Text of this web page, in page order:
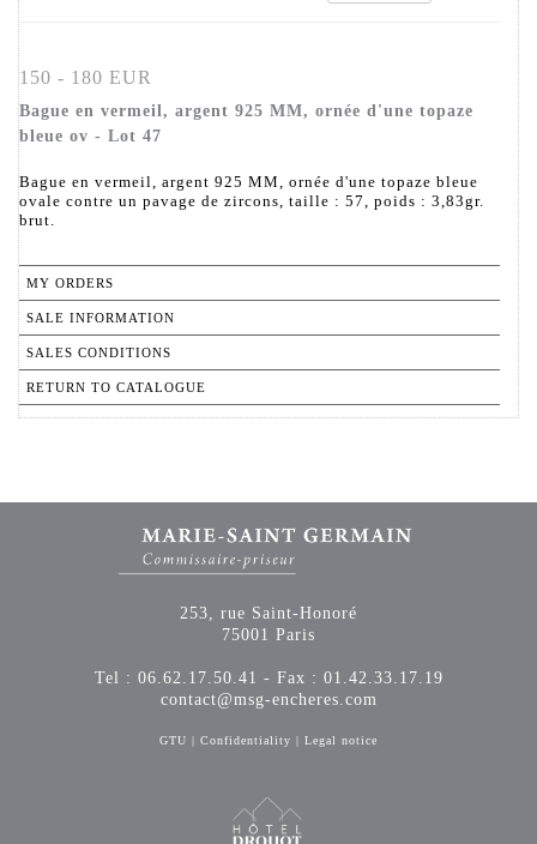
150 - 180 EUR
Bague en vermeil, argent 925 MM, ornée d'une topaze
bleue ov - Lot 47
Bague en vermeil, argent 925 MM, ornée d'une topaze bleue
ovale contre un pavage de zircons, taille : 57, poids : 3,83gr.
brut.
MY ORDERS
SALE INFORMATION
SALES CONDITIONS
RETURN TO CATALOGUE
253, rue Saint-Honoré
75001 Paris
Tel : 06.62.17.50.41 - Fax : 01.42.33.17.19
contact@msg-encheres.com
GTU | Confidentiality | Legal notice